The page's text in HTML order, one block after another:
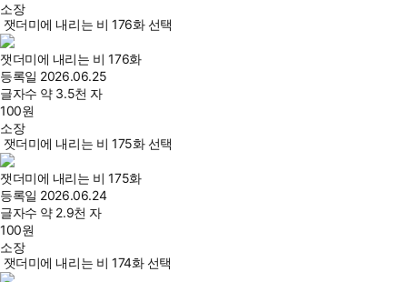
소장
잿더미에 내리는 비 176화 선택
잿더미에 내리는 비 176화
등록일 2026.06.25
글자수 약 3.5천 자
100원
소장
잿더미에 내리는 비 175화 선택
잿더미에 내리는 비 175화
등록일 2026.06.24
글자수 약 2.9천 자
100원
소장
잿더미에 내리는 비 174화 선택